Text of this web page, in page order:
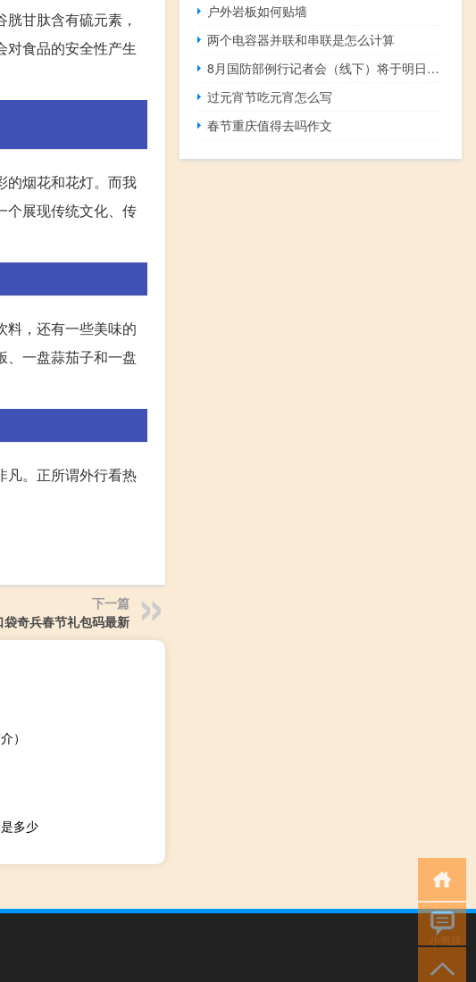
甘肽含有硫元素，
对食品的安全性产生
的烟花和花灯。而我
个展现传统文化、传
料，还有一些美味的
、一盘蒜茄子和一盘
凡。正所谓外行看热
下一篇
袋奇兵春节礼包码最新
）
多少
户外岩板如何贴墙
两个电容器并联和串联是怎么计算
8月国防部例行记者会（线下）将于明日下午3时举行
过元宵节吃元宵怎么写
春节重庆值得去吗作文
小男孩